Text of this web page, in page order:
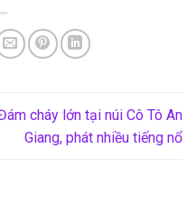
cháy lớn tại núi Cô Tô An
Giang, phát nhiều tiếng nổ